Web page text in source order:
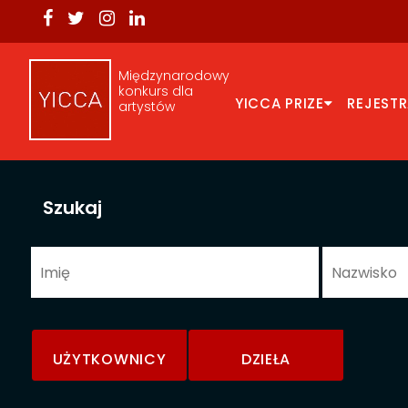
Międzynarodowy
konkurs dla
artystów
YICCA PRIZE
Szukaj
UŻYTKOWNICY DZIEŁA